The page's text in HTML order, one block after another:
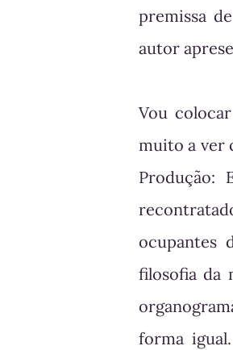
premissa
autor
Vou
muito a ver
Produção:
ocupantes
filosofia da
forma